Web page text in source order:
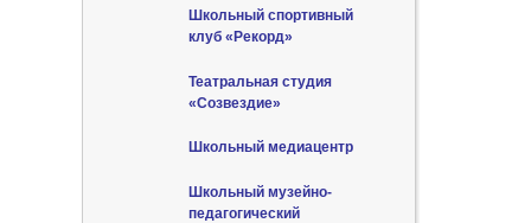
Школьный спортивный
клуб «Рекорд»
Театральная студия
«Созвездие»
Школьный медиацентр
Школьный музейно-
педагогический